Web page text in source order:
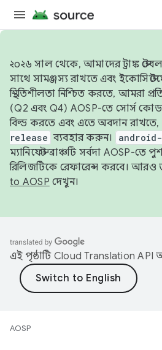
২০২৬ সাল থেকে, আমাদের ট্রাঙ্ক
সাথে সামঞ্জস্য রাখতে এবং
স্থিতিশীলতা নিশ্চিত করতে, আমরা
(Q2 এবং Q4) AOSP-তে সোর্স কোড
বিল্ড করতে এবং এতে অবদান রাখতে,
release ব্যবহার করুন।
ম্যানিফেস্ট ব্রাঞ্চটি সর্বদা AOSP-তে
রিলিজটিকে রেফারেন্স করবে। আরও
to AOSP দেখুন।
এই পৃষ্ঠাটি Cloud Translation API
AOSP